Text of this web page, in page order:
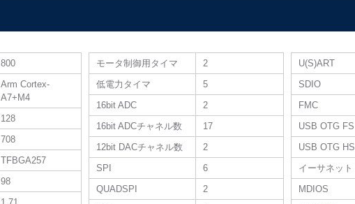
800
Arm Cortex-
A7+M4
128
708
TFBGA257
98
1.71
モータ制御用タイマ
2
低電力タイマ
5
16bit ADC
2
16bit ADCチャネル数
17
12bit DACチャネル数
2
SPI
6
QUADSPI
2
U(S)ART
SDIO
FMC
USB OTG FS
USB OTG HS
イーサネット
MDIOS